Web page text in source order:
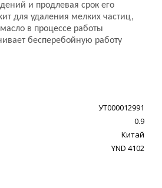
и продлевая срок его
для удаления мелких частиц,
в процессе работы
бесперебойную работу
УТ000012991
0.9
Китай
YND 4102